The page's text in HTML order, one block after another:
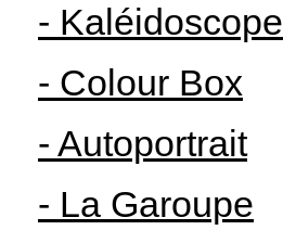
- Kaléidoscope
- Colour Box
- Autoportrait
- La Garoupe